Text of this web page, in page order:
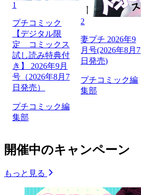
1
プチコミック
【デジタル限
定 コミックス
試し読み特典付
き】 2026年9月
号（2026年8月7
日発売）
プチコミック編
集部
2
妻プチ 2026年9
月号(2026年8月7
日発売)
プチコミック編
集部
開催中のキャンペーン
もっと見る